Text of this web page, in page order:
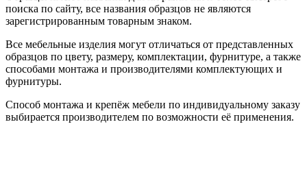
поиска по сайту, все названия образцов не являются
зарегистрированным товарным знаком.
Все мебельные изделия могут отличаться от представленных
образцов по цвету, размеру, комплектации, фурнитуре, а также
способами монтажа и производителями комплектующих и
фурнитуры.
Способ монтажа и крепёж мебели по индивидуальному заказу
выбирается производителем по возможности её применения.